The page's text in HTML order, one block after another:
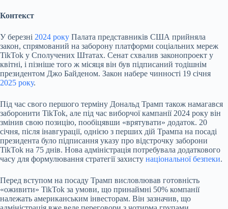
Контекст
У березні 2024 року Палата представників США прийняла
закон, спрямований на заборону платформи соціальних мереж
TikTok у Сполучених Штатах. Сенат схвалив законопроект у
квітні, і пізніше того ж місяця він був підписаний тодішнім
президентом Джо Байденом. Закон набере чинності 19 січня
2025 року.
Під час свого першого терміну Дональд Трамп також намагався
заборонити TikTok, але під час виборчої кампанії 2024 року він
змінив свою позицію, пообіцявши «врятувати» додаток. 20
січня, після інавгурації, однією з перших дій Трампа на посаді
президента було підписання указу про відстрочку заборони
TikTok на 75 днів. Нова адміністрація потребувала додаткового
часу для формулювання стратегії захисту національної безпеки.
Перед вступом на посаду Трамп висловлював готовність
«оживити» TikTok за умови, що принаймні 50% компанії
належать американським інвесторам. Він зазначив, що